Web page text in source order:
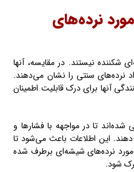
نرده‌های
شکننده نیستند. در مقایسه، آنها
نرده‌های سنتی را نشان می‌دهند.
آنها برای درک قابلیت اطمینان
تا در مواجهه با فشارها و
دهند. این اطلاعات باعث می‌شود تا
نرده‌های شیشه‌ای برطرف شده‌
شود.